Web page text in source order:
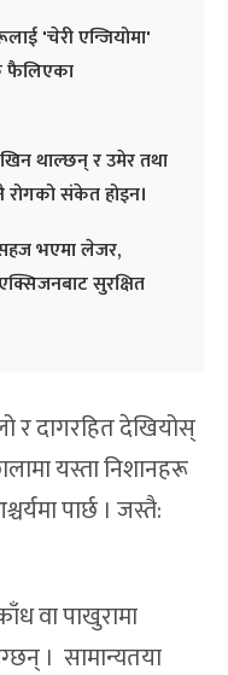
'चेरी एन्जियोमा'
फैलिएका
थाल्छन् र उमेर तथा
संकेत होइन।
भएमा लेजर,
सुरक्षित
र दागरहित देखियोस्
यस्ता निशानहरू
पार्छ । जस्तै:
वा पाखुरामा
। सामान्यतया